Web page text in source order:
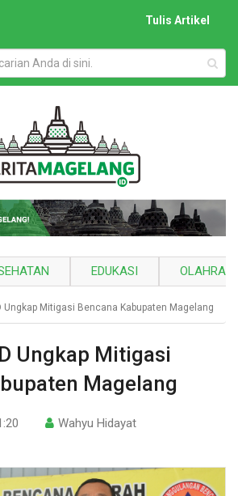
Tulis Artikel
EDUKASI
Ungkap Mitigasi Bencana Kabupaten Magelang
Ungkap Mitigasi
Magelang
Wahyu Hidayat